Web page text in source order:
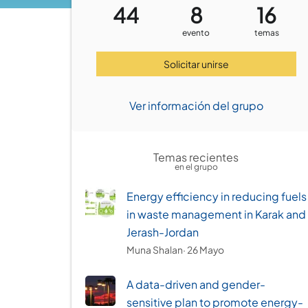
44 8
evento
16
temas
Solicitar unirse
Ver información del grupo
Temas recientes
en el grupo
Energy efficiency in reducing fuels
in waste management in Karak and
Jerash-Jordan
Muna Shalan· 26 Mayo
A data-driven and gender-
sensitive plan to promote energy-